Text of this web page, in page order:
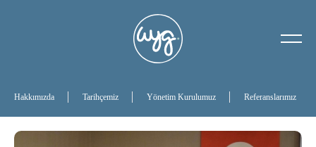
Hakkımızda Tarihçemiz Yönetim Kurulumuz Referanslarımız